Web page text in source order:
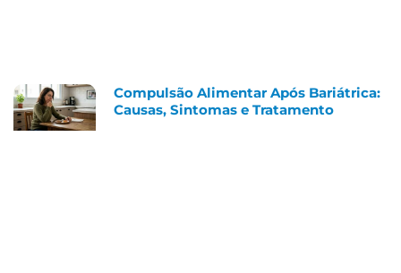
Compulsão Alimentar Após Bariátrica:
Causas, Sintomas e Tratamento